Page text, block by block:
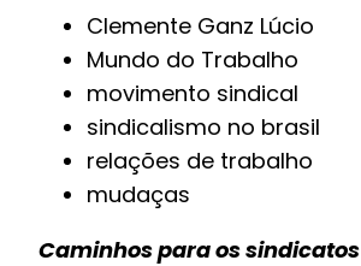
Clemente Ganz Lúcio
Mundo do Trabalho
movimento sindical
sindicalismo no brasil
relações de trabalho
mudaças
Caminhos para os sindicatos